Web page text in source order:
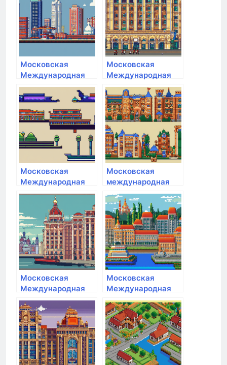
Московская
Международная
Академия
Московская
Международная
Академия
Московская
Международная
Академия
Московская
международная
академия
Московская
Международная
Академия
Московская
Международная
Академия